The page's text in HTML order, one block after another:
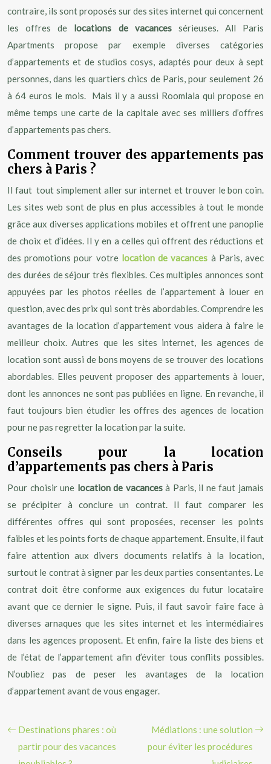
contraire, ils sont proposés sur des sites internet qui concernent
les offres de locations de vacancessérieuses. All Paris
Apartments propose par exemple diverses catégories
d’appartements et de studios cosys, adaptés pour deux à sept
personnes, dans les quartiers chics de Paris, pour seulement 26
à 64 euros le mois. Mais il y a aussi Roomlala qui propose en
même temps une carte de la capitale avec ses milliers d’offres
d’appartements pas chers.
Comment trouver des appartements pas
chers à Paris ?
Il faut tout simplement aller sur internet et trouver le bon coin.
Les sites web sont de plus en plus accessibles à tout le monde
grâce aux diverses applications mobiles et offrent une panoplie
de choix et d’idées. Il y en a celles qui offrent des réductions et
des promotions pour votre location de vacances à Paris, avec
des durées de séjour très flexibles. Ces multiples annonces sont
appuyées par les photos réelles de l’appartement à louer en
question, avec des prix qui sont très abordables. Comprendre les
avantages de la location d’appartement vous aidera à faire le
meilleur choix. Autres que les sites internet, les agences de
location sont aussi de bons moyens de se trouver des locations
abordables. Elles peuvent proposer des appartements à louer,
dont les annonces ne sont pas publiées en ligne. En revanche, il
faut toujours bien étudier les offres des agences de location
pour ne pas regretter la location par la suite.
Conseils pour la location
d’appartements pas chers à Paris
Pour choisir une location de vacancesà Paris, il ne faut jamais
se précipiter à conclure un contrat. Il faut comparer les
différentes offres qui sont proposées, recenser les points
faibles et les points forts de chaque appartement. Ensuite, il faut
faire attention aux divers documents relatifs à la location,
surtout le contrat à signer par les deux parties consentantes. Le
contrat doit être conforme aux exigences du futur locataire
avant que ce dernier le signe. Puis, il faut savoir faire face à
diverses arnaques que les sites internet et les intermédiaires
dans les agences proposent. Et enfin, faire la liste des biens et
de l’état de l’appartement afin d’éviter tous conflits possibles.
N’oubliez pas de peser les avantages de la location
d’appartement avant de vous engager.
Destinations phares : où
partir pour des vacances
Médiations : une solution
pour éviter les procédures